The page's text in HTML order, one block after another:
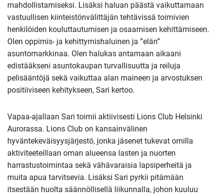
mahdollistamiseksi. Lisäksi haluan päästä vaikuttamaan
vastuullisen kiinteistönvälittäjän tehtävissä toimivien
henkilöiden kouluttautumisen ja osaamisen kehittämiseen.
Olen oppimis- ja kehittymishaluinen ja ”elän”
asuntomarkkinaa. Olen halukas antamaan aikaani
edistääkseni asuntokaupan turvallisuutta ja reiluja
pelisääntöjä sekä vaikuttaa alan maineen ja arvostuksen
positiiviseen kehitykseen, Sari kertoo.
Vapaa-ajallaan Sari toimii aktiivisesti Lions Club Helsinki
Aurorassa. Lions Club on kansainvälinen
hyväntekeväisyysjärjestö, jonka jäsenet tukevat omilla
aktiviteeteillaan oman alueensa lasten ja nuorten
harrastustoimintaa sekä vähävaraisia lapsiperheitä ja
muita apua tarvitsevia. Lisäksi Sari pyrkii pitämään
itsestään huolta säännöllisellä liikunnalla, johon kuuluu